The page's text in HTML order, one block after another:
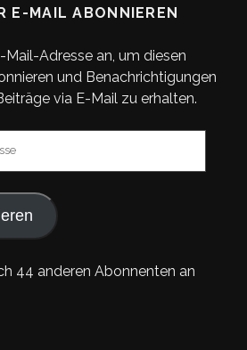
E-MAIL ABONNIEREN
Mail-Adresse an, um diesen
und Benachrichtigungen
via E-Mail zu erhalten.
44 anderen Abonnenten an